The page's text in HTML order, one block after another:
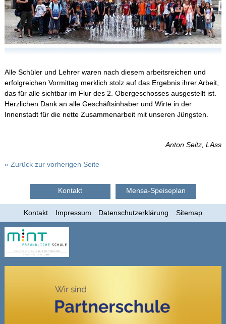
Alle Schüler und Lehrer waren nach diesem arbeitsreichen und
erfolgreichen Vormittag merklich stolz auf das Ergebnis ihrer Arbeit,
das für alle sichtbar im Flur des 2. Obergeschosses ausgestellt ist.
Herzlichen Dank an alle Geschäftsinhaber und Wirte in der
Innenstadt für die nette Zusammenarbeit mit unseren Jüngsten.
Anton Seitz, LAss
« Zurück zur vorherigen Seite
Kontakt Mensa-Speiseplan
Kontakt Impressum Datenschutzerklärung Sitemap